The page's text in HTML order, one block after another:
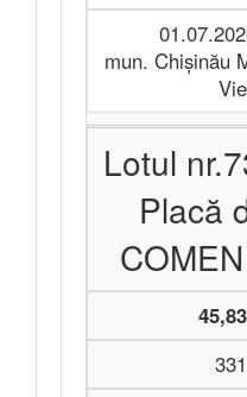
mun. Chișinău
Lotul
Placă